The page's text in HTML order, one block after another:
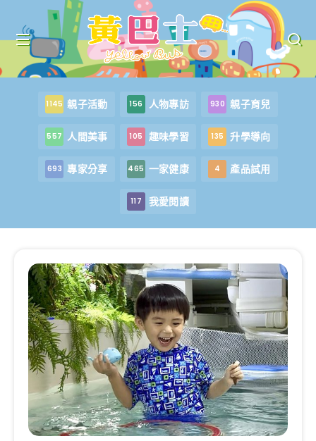
1145 親子活動 156 人物專訪 930 親子育兒
557 人間美事 105 趣味學習 135 升學導向
693 專家分享 465 一家健康 4 產品試用
117 我愛閱讀